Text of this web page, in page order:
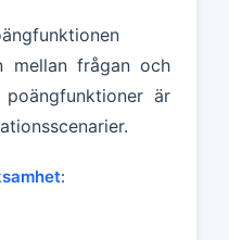
mellan frågan och
är
: